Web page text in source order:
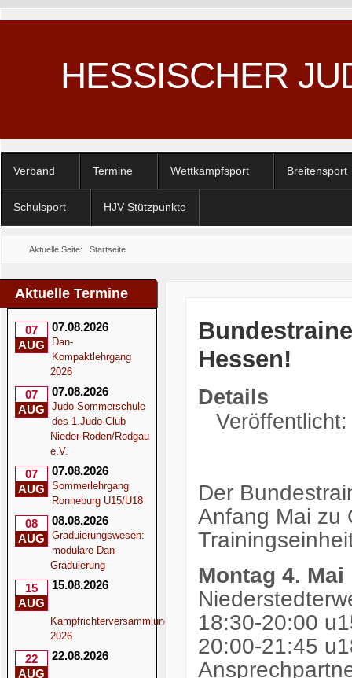
HESSISCHER
Verband Termine Wettkampfsport Breitensport
Schulsport HJV Stützpunkte
Aktuelle Seite: Startseite
Aktuelle Termine
07
AUG
07.08.2026
Dan-
Kompaktlehrgang
2026
07
AUG
07.08.2026
Judo-Sommerschule
des 1.Judo-Club
Nieder-Roden/Rodgau
e.V.
07
AUG
07.08.2026
Sommerlehrgang
Ronneburg U15/U18
08
AUG
08.08.2026
Graduierungswesen:
modulare Dan-
Graduierung
15
AUG
15.08.2026
Kampfrichterversammlung
2026
22
AUG
22.08.2026
Hessen!
Details
Der
Anfang Mai zu
Montag 4. Mai
18:30-20:00
20:00-21:45